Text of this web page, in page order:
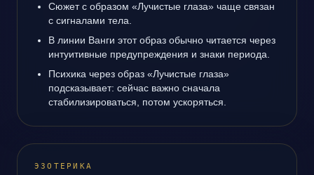
Сюжет с образом «Лучистые глаза» чаще связан
с сигналами тела.
В линии Ванги этот образ обычно читается через
интуитивные предупреждения и знаки периода.
Психика через образ «Лучистые глаза»
подсказывает: сейчас важно сначала
стабилизироваться, потом ускоряться.
ЭЗОТЕРИКА